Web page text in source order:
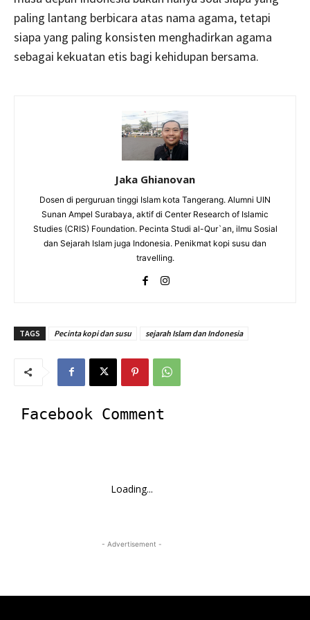
paling lantang berbicara atas nama agama, tetapi
siapa yang paling konsisten menghadirkan agama
sebagai kekuatan etis bagi kehidupan bersama.
Jaka Ghianovan
Dosen di perguruan tinggi Islam kota Tangerang. Alumni UIN
Sunan Ampel Surabaya, aktif di Center Research of Islamic
Studies (CRIS) Foundation. Pecinta Studi al-Qur`an, ilmu Sosial
dan Sejarah Islam juga Indonesia. Penikmat kopi susu dan
travelling.
TAGS Pecinta kopi dan susu sejarah Islam dan Indonesia
Facebook Comment
Loading...
- Advertisement -